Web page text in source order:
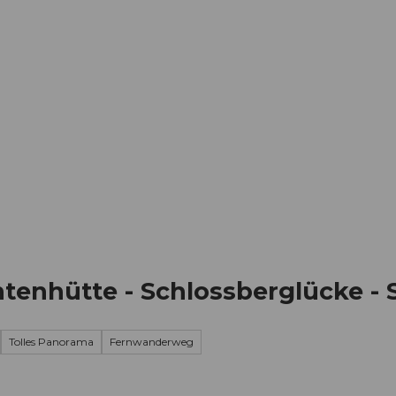
- Schlossberglücke -
Tolles Panorama Fernwanderweg